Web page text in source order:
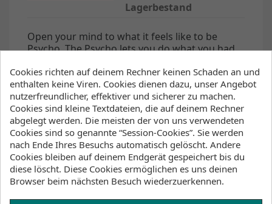
Lagerbestand
Open your mind to what it feels like to be
Psycho. The Psycho lets you do what you had
trust it instills in your riding. Not everyone has
to be crazy to do what the pros do, and the
Psycho will take you there faster than you
could ever believe possible. The Psycho has a
pretty clear use case. It is built for riders who
want to go bigger than ever before and feel
comfortable in their progression. Stay in the
air longer and comfortably hold down more
power. The kite drives upward fast, but it is
balanced well so that it is not twitchy, and does
Cookies richten auf deinem Rechner keinen Schaden an und
enthalten keine Viren. Cookies dienen dazu, unser Angebot
nutzerfreundlicher, effektiver und sicherer zu machen.
Cookies sind kleine Textdateien, die auf deinem Rechner
abgelegt werden. Die meisten der von uns verwendeten
Cookies sind so genannte “Session-Cookies”. Sie werden
nach Ende Ihres Besuchs automatisch gelöscht. Andere
Cookies bleiben auf deinem Endgerät gespeichert bis du
diese löscht. Diese Cookies ermöglichen es uns deinen
Browser beim nächsten Besuch wiederzuerkennen.